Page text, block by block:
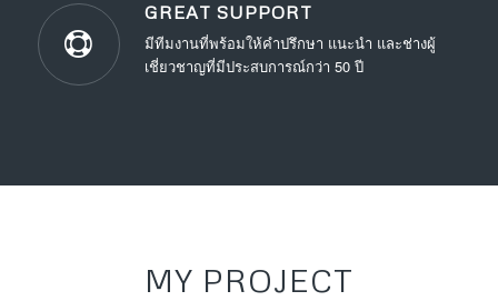
GREAT SUPPORT
มีทีมงานที่พร้อมให้คำปรึกษา แนะนำ และช่างผู้
เชี่ยวชาญที่มีประสบการณ์กว่า 50 ปี
MY PROJECT